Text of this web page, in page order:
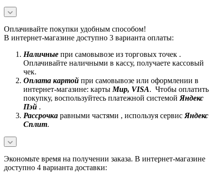
Оплачивайте покупки удобным способом!
В интернет-магазине доступно 3 варианта оплаты:
Наличные при самовывозе из торговых точек .
Оплачивайте наличными в кассу, получаете кассовый
чек.
Оплата картой при самовывозе или оформлении в
интернет-магазине: карты Mир, VISA. Чтобы оплатить
покупку, воспользуйтесь платежной системой Яндекс
Пэй .
Рассрочка равными частями , используя сервис Яндекс
Сплит.
Экономьте время на получении заказа. В интернет-магазине
доступно 4 варианта доставки: